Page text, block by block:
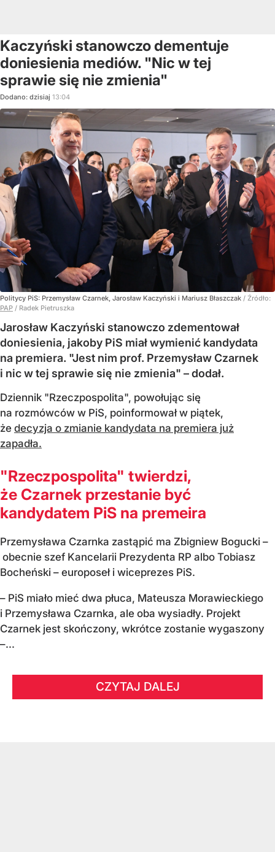
Kaczyński stanowczo dementuje
doniesienia mediów. "Nic w tej
sprawie się nie zmienia"
Dodano: dzisiaj 13:04
Politycy PiS: Przemysław Czarnek, Jarosław Kaczyński i Mariusz Błaszczak / Źródło:
PAP / Radek Pietruszka
Jarosław Kaczyński stanowczo zdementował
doniesienia, jakoby PiS miał wymienić kandydata
na premiera. "Jest nim prof. Przemysław Czarnek
i nic w tej sprawie się nie zmienia" – dodał.
Dziennik "Rzeczpospolita", powołując się
na rozmówców w PiS, poinformował w piątek,
że decyzja o zmianie kandydata na premiera już
zapadła.
"Rzeczpospolita" twierdzi,
że Czarnek przestanie być
kandydatem PiS na premeira
Przemysława Czarnka zastąpić ma Zbigniew Bogucki –
obecnie szef Kancelarii Prezydenta RP albo Tobiasz
Bocheński – europoseł i wiceprezes PiS.
– PiS miało mieć dwa płuca, Mateusza Morawieckiego
i Przemysława Czarnka, ale oba wysiadły. Projekt
Czarnek jest skończony, wkrótce zostanie wygaszony
–...
CZYTAJ DALEJ